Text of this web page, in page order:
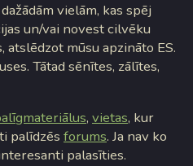
vielām, kas spēj
un/vai novest cilvēku
mūsu apzināto ES.
Tātad sēnītes, zālītes,
, vietas, kur
palīdzēs forums. Ja nav ko
palasīties.